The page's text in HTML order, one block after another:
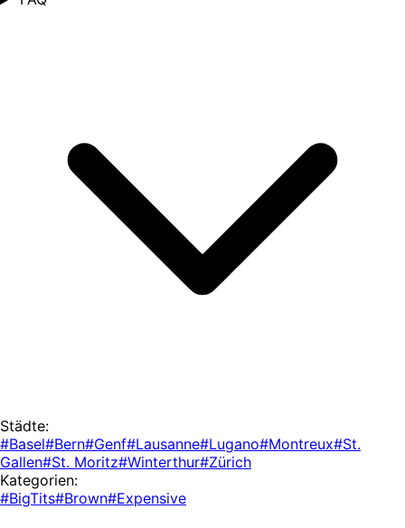
Städte:
#Basel#Bern#Genf#Lausanne#Lugano#Montreux#St.
Gallen#St. Moritz#Winterthur#Zürich
Kategorien:
#BigTits#Brown#Expensive